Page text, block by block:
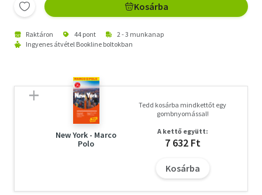
Kosárba
Raktáron 44 pont
2 - 3 munkanap
Ingyenes átvétel Bookline boltokban
New York - Marco
Polo
Tedd kosárba mindkettőt egy
gombnyomással!
A kettő együtt:
7 632 Ft
Kosárba